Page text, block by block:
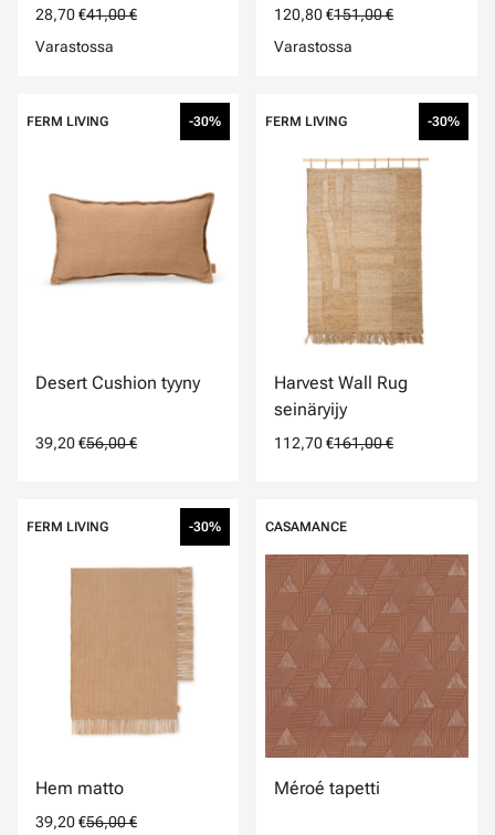
28,70 €41,00 €
Varastossa
120,80 €151,00 €
Varastossa
FERM LIVING -30%
Desert Cushion tyyny
39,20 €56,00 €
FERM LIVING -30%
Harvest Wall Rug
seinäryijy
112,70 €161,00 €
FERM LIVING -30%
Hem matto
39,20 €56,00 €
CASAMANCE
Méroé tapetti